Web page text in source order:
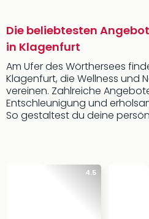
Die beliebtesten
in Klagenfurt
Am Ufer des Wörthersees
Klagenfurt, die Wellness und
vereinen. Zahlreiche
Entschleunigung und
So gestaltest du deine
4.5